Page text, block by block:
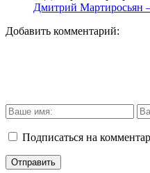
Дмитрий Мартиросьян
Добавить комментарий:
Подписаться на